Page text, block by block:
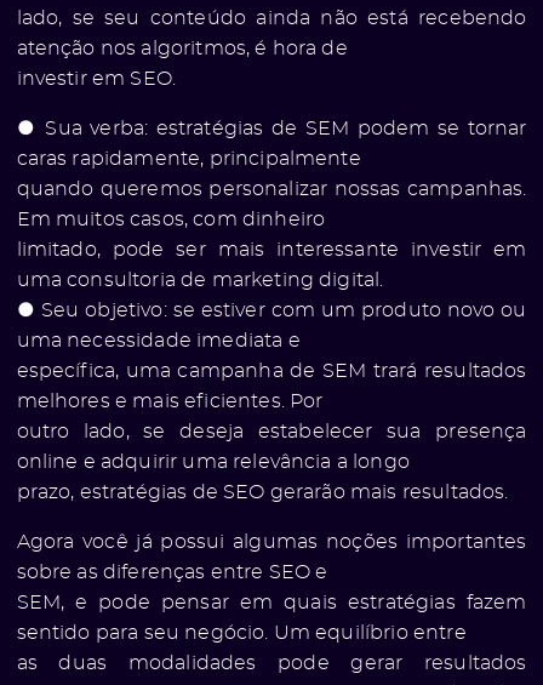
lado, se seu conteúdo ainda não está recebendo
atenção nos algoritmos, é hora de
investir em SEO.
● Sua verba: estratégias de SEM podem se tornar
caras rapidamente, principalmente
quando queremos personalizar nossas campanhas.
Em muitos casos, com dinheiro
limitado, pode ser mais interessante investir em
uma consultoria de marketing digital.
● Seu objetivo: se estiver com um produto novo ou
uma necessidade imediata e
específica, uma campanha de SEM trará resultados
melhores e mais eficientes. Por
outro lado, se deseja estabelecer sua presença
online e adquirir uma relevância a longo
prazo, estratégias de SEO gerarão mais resultados.
Agora você já possui algumas noções importantes
sobre as diferenças entre SEO e
SEM, e pode pensar em quais estratégias fazem
sentido para seu negócio. Um equilíbrio entre
as duas modalidades pode gerar resultados